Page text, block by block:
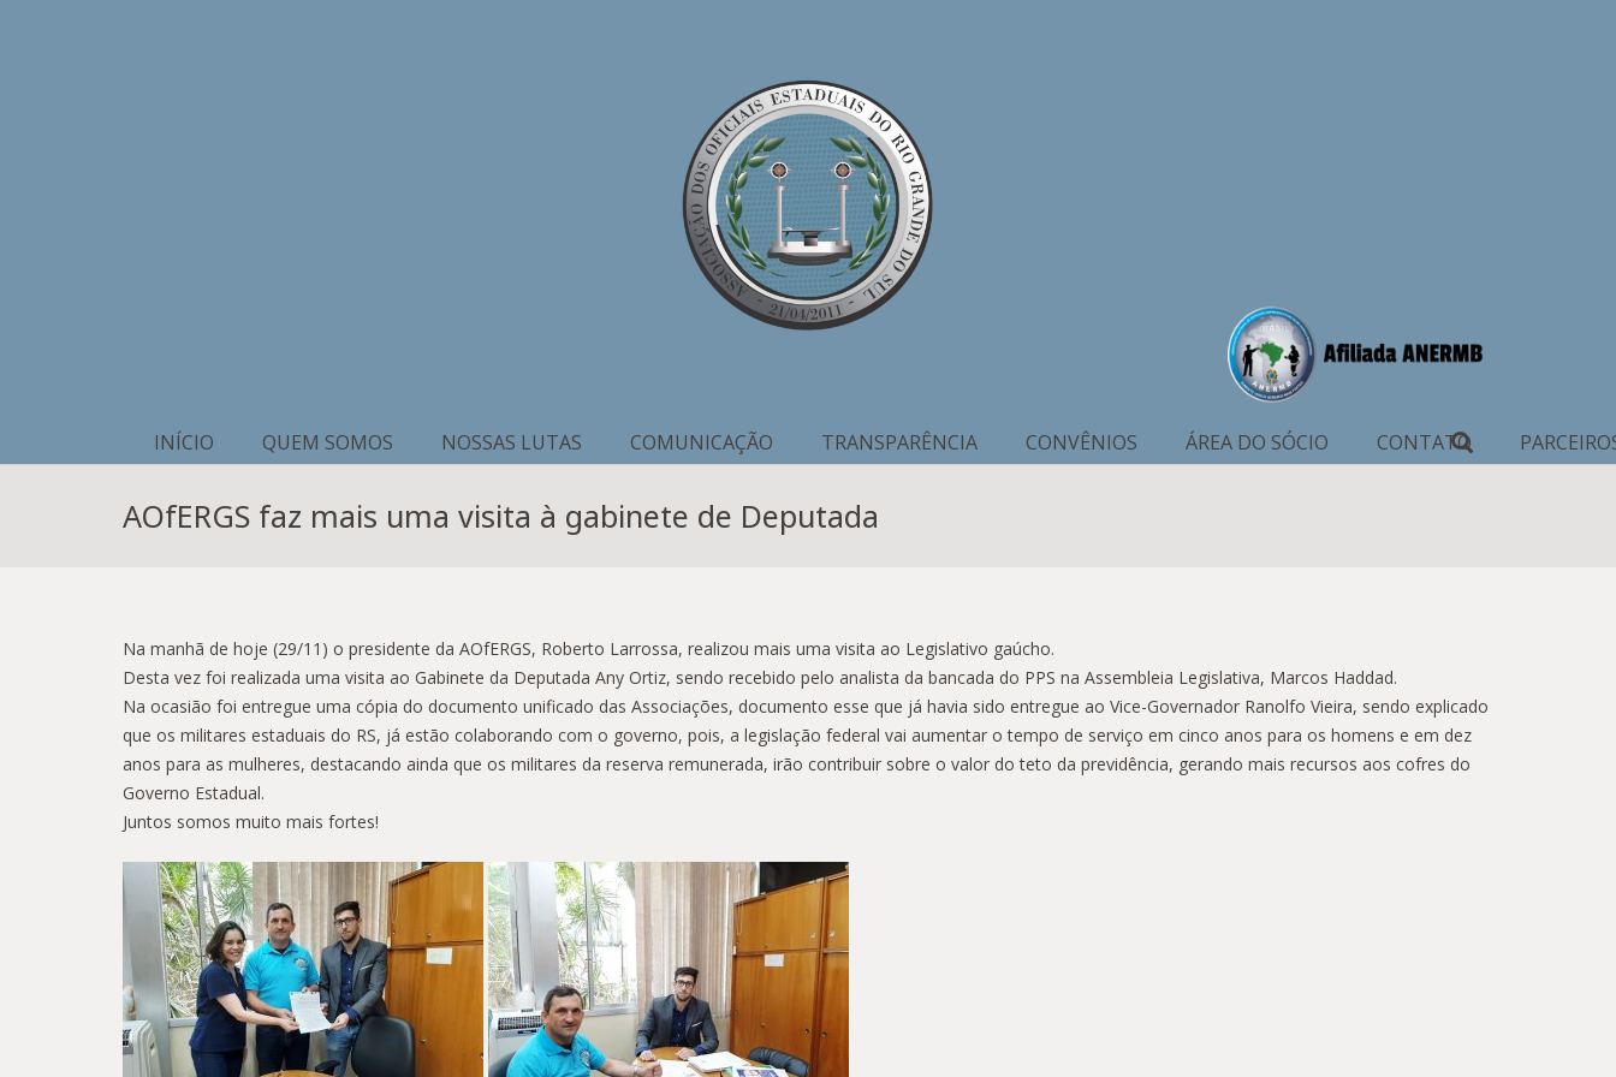
INÍCIO QUEM SOMOS NOSSAS LUTAS COMUNICAÇÃO TRANSPARÊNCIA CONVÊNIOS ÁREA DO SÓCIO CONTATO
AOfERGS faz mais uma visita à gabinete de Deputada
Na manhã de hoje (29/11) o presidente da AOfERGS, Roberto Larrossa, realizou mais uma visita ao Legislativo gaúcho.
Desta vez foi realizada uma visita ao Gabinete da Deputada Any Ortiz, sendo recebido pelo analista da bancada do PPS na Assembleia Legislativa, Marcos Haddad.
Na ocasião foi entregue uma cópia do documento unificado das Associações, documento esse que já havia sido entregue ao Vice-Governador Ranolfo Vieira, sendo explicado
que os militares estaduais do RS, já estão colaborando com o governo, pois, a legislação federal vai aumentar o tempo de serviço em cinco anos para os homens e em dez
anos para as mulheres, destacando ainda que os militares da reserva remunerada, irão contribuir sobre o valor do teto da previdência, gerando mais recursos aos cofres do
Governo Estadual.
Juntos somos muito mais fortes!